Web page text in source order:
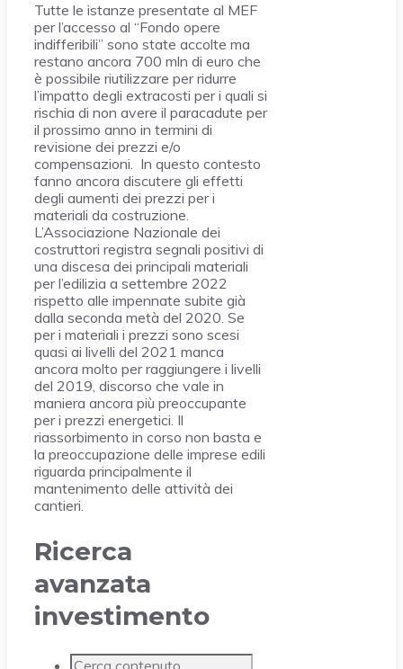
Tutte le istanze presentate al MEF
per l’accesso al “Fondo opere
indifferibili” sono state accolte ma
restano ancora 700 mln di euro che
è possibile riutilizzare per ridurre
l’impatto degli extracosti per i quali si
rischia di non avere il paracadute per
il prossimo anno in termini di
revisione dei prezzi e/o
compensazioni. In questo contesto
fanno ancora discutere gli effetti
degli aumenti dei prezzi per i
materiali da costruzione.
L’Associazione Nazionale dei
costruttori registra segnali positivi di
una discesa dei principali materiali
per l’edilizia a settembre 2022
rispetto alle impennate subite già
dalla seconda metà del 2020. Se
per i materiali i prezzi sono scesi
quasi ai livelli del 2021 manca
ancora molto per raggiungere i livelli
del 2019, discorso che vale in
maniera ancora più preoccupante
per i prezzi energetici. Il
riassorbimento in corso non basta e
la preoccupazione delle imprese edili
riguarda principalmente il
mantenimento delle attività dei
cantieri.
Ricerca
avanzata
investimento